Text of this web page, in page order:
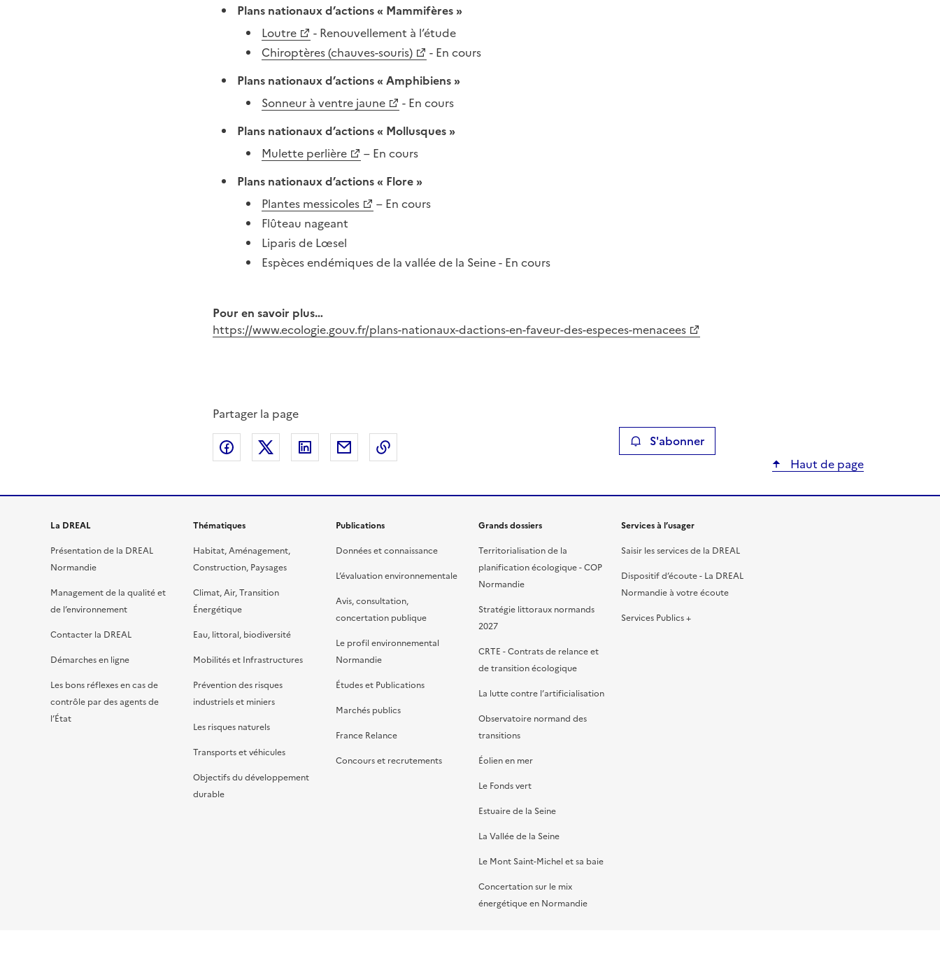
Plans nationaux d’actions « Mammifères »
Loutre
- Renouvellement à l’étude
Chiroptères (chauves-souris)
- En cours
Plans nationaux d’actions « Amphibiens »
Sonneur à ventre jaune
- En cours
Plans nationaux d’actions « Mollusques »
Mulette perlière
– En cours
Plans nationaux d’actions « Flore »
Plantes messicoles
– En cours
Flûteau nageant
Liparis de Lœsel
Espèces endémiques de la vallée de la Seine - En cours
Pour en savoir plus…
https://www.ecologie.gouv.fr/plans-nationaux-dactions-en-faveur-des-especes-menacees
Partager la page
Partager sur Facebook
Partager sur XPartager sur LinkedIn
Partager par emailCopier le lien de la page dans le presse-papier S'abonner
Haut de page
La DREAL
Présentation de la DREAL
Normandie
Management de la qualité et
de l’environnement
Contacter la DREAL
Démarches en ligne
Les bons réflexes en cas de
contrôle par des agents de
l’État
Thématiques
Habitat, Aménagement,
Construction, Paysages
Climat, Air, Transition
Énergétique
Eau, littoral, biodiversité
Mobilités et Infrastructures
Prévention des risques
industriels et miniers
Les risques naturels
Transports et véhicules
Objectifs du développement
durable
Publications
Données et connaissance
L’évaluation environnementale
Avis, consultation,
concertation publique
Le profil environnemental
Normandie
Études et Publications
Marchés publics
France Relance
Concours et recrutements
Grands dossiers
Territorialisation de la
planification écologique - COP
Normandie
Stratégie littoraux normands
2027
CRTE - Contrats de relance et
de transition écologique
La lutte contre l’artificialisation
Observatoire normand des
transitions
Éolien en mer
Le Fonds vert
Estuaire de la Seine
La Vallée de la Seine
Le Mont Saint-Michel et sa baie
Concertation sur le mix
énergétique en Normandie
Services à l’usager
Saisir les services de la DREAL
Dispositif d’écoute - La DREAL
Normandie à votre écoute
Services Publics +